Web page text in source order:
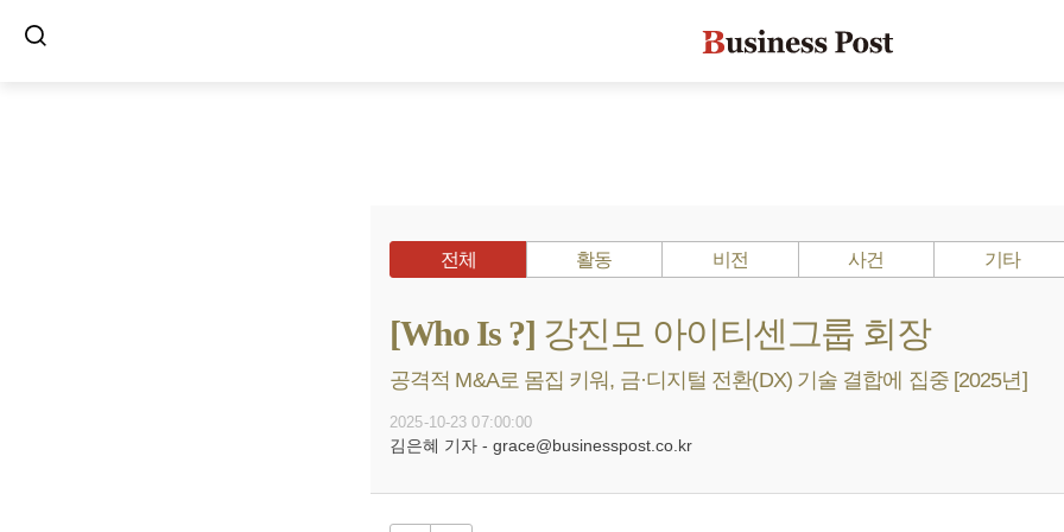
전체 활동 비전 사건 기타
[Who Is ?] 강진모 아이티센그룹 회장
공격적 M&A로 몸집 키워, 금·디지털 전환(DX) 기술 결합에 집중 [2025년]
2025-10-23 07:00:00
김은혜 기자 - grace@businesspost.co.kr